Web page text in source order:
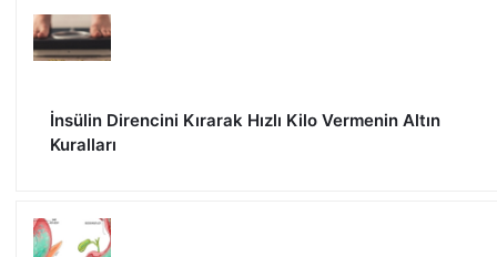
İnsülin Direncini Kırarak Hızlı Kilo Vermenin Altın
Kuralları